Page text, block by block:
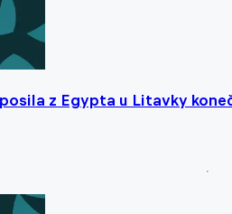
z Egypta u Litavky